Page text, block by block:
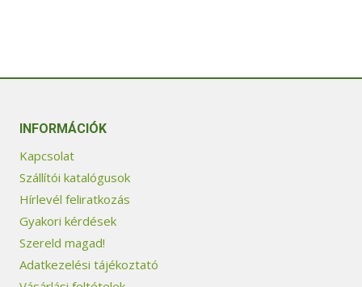
INFORMÁCIÓK
Kapcsolat
Szállítói katalógusok
Hírlevél feliratkozás
Gyakori kérdések
Szereld magad!
Adatkezelési tájékoztató